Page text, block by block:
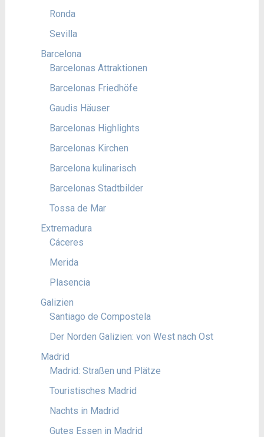
Ronda
Sevilla
Barcelona
Barcelonas Attraktionen
Barcelonas Friedhöfe
Gaudis Häuser
Barcelonas Highlights
Barcelonas Kirchen
Barcelona kulinarisch
Barcelonas Stadtbilder
Tossa de Mar
Extremadura
Cáceres
Merida
Plasencia
Galizien
Santiago de Compostela
Der Norden Galizien: von West nach Ost
Madrid
Madrid: Straßen und Plätze
Touristisches Madrid
Nachts in Madrid
Gutes Essen in Madrid